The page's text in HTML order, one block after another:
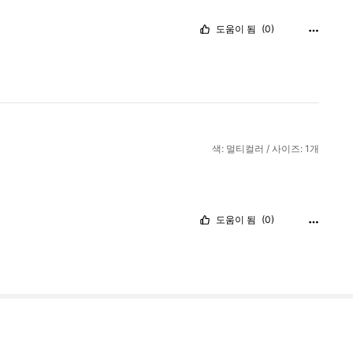
도움이 됨 (0)
색: 멀티컬러 / 사이즈: 1개
도움이 됨 (0)